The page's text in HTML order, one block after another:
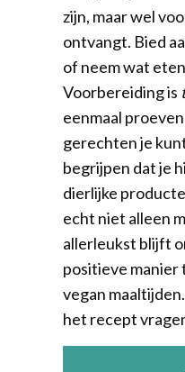
zijn, maar wel
ontvangt. Bied
of neem wat
Voorbereiding is
eenmaal
gerechten je
begrijpen dat je
dierlijke
echt niet alleen
allerleukst blijft
positieve manier
vegan
het recept